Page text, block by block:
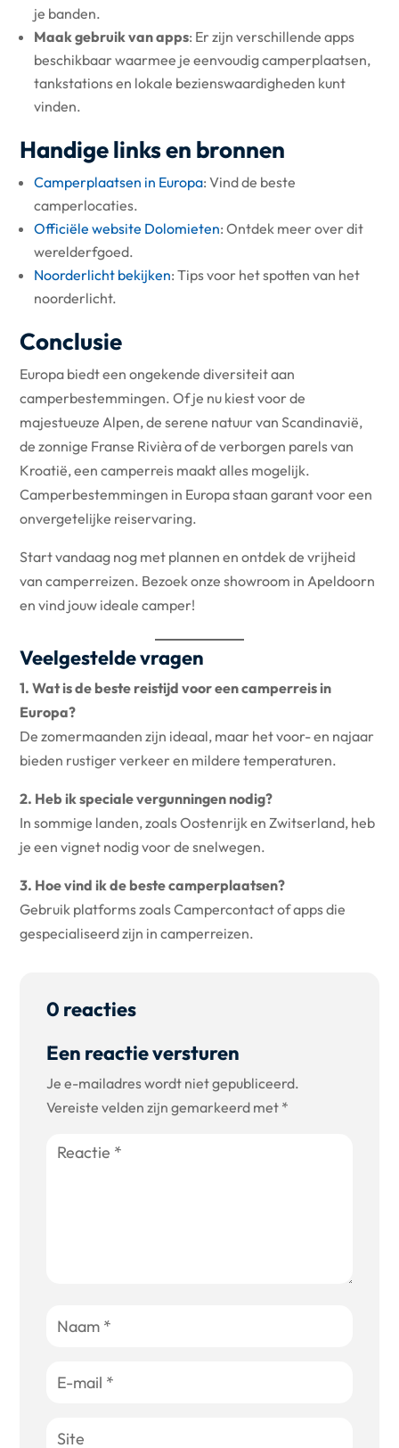
je banden.
Maak gebruik van apps: Er zijn verschillende apps
beschikbaar waarmee je eenvoudig camperplaatsen,
tankstations en lokale bezienswaardigheden kunt
vinden.
Handige links en bronnen
Camperplaatsen in Europa: Vind de beste
camperlocaties.
Officiële website Dolomieten: Ontdek meer over dit
werelderfgoed.
Noorderlicht bekijken: Tips voor het spotten van het
noorderlicht.
Conclusie
Europa biedt een ongekende diversiteit aan
camperbestemmingen. Of je nu kiest voor de
majestueuze Alpen, de serene natuur van Scandinavië,
de zonnige Franse Rivièra of de verborgen parels van
Kroatië, een camperreis maakt alles mogelijk.
Camperbestemmingen in Europa staan garant voor een
onvergetelijke reiservaring.
Start vandaag nog met plannen en ontdek de vrijheid
van camperreizen. Bezoek onze showroom in Apeldoorn
en vind jouw ideale camper!
Veelgestelde vragen
1. Wat is de beste reistijd voor een camperreis in
Europa?
De zomermaanden zijn ideaal, maar het voor- en najaar
bieden rustiger verkeer en mildere temperaturen.
2. Heb ik speciale vergunningen nodig?
In sommige landen, zoals Oostenrijk en Zwitserland, heb
je een vignet nodig voor de snelwegen.
3. Hoe vind ik de beste camperplaatsen?
Gebruik platforms zoals Campercontact of apps die
gespecialiseerd zijn in camperreizen.
0 reacties
Een reactie versturen
Je e-mailadres wordt niet gepubliceerd.
Vereiste velden zijn gemarkeerd met *